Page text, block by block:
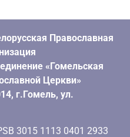
Православная
«Гомельская
Церкви»
г.Гомель, ул.
3015 1113 0401 2933